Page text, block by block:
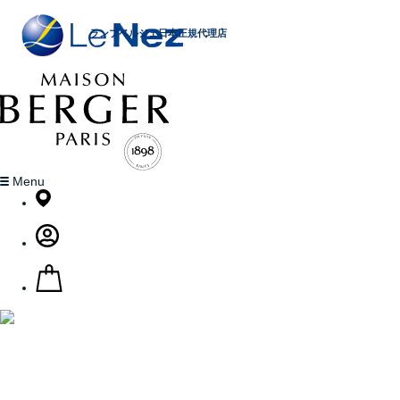
ランプベルジェ日本正規代理店
Menu